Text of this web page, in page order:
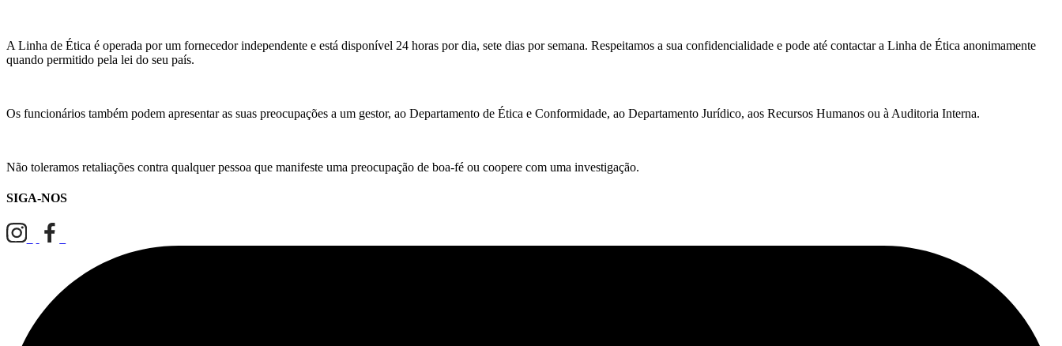
A Linha de Ética é operada por um fornecedor independente e está disponível 24 horas por dia, sete dias por semana. Respeitamos a sua confidencialidade e pode até contactar a Linha de Ética anonimamente
quando permitido pela lei do seu país.
Os funcionários também podem apresentar as suas preocupações a um gestor, ao Departamento de Ética e Conformidade, ao Departamento Jurídico, aos Recursos Humanos ou à Auditoria Interna.
Não toleramos retaliações contra qualquer pessoa que manifeste uma preocupação de boa-fé ou coopere com uma investigação.
SIGA-NOS